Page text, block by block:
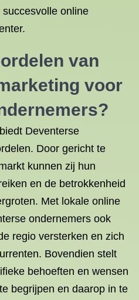
online
van
voor
Deventerse
Door gericht te
kunnen zij hun
en de betrokkenheid
Met lokale online
ondernemers ook
regio versterken en zich
Bovendien stelt
behoeften en wensen
begrijpen en daarop in te